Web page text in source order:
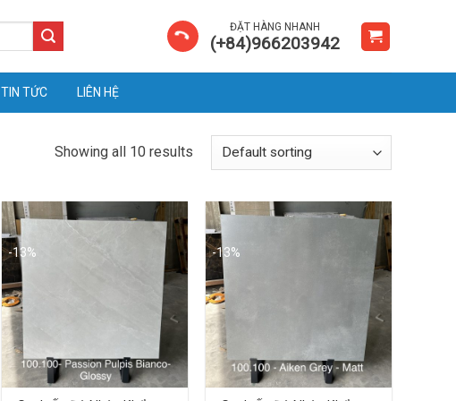
ĐẶT HÀNG NHANH
(+84)966203942
TIN TỨC LIÊN HỆ
Showing all 10 results
-13% -13%